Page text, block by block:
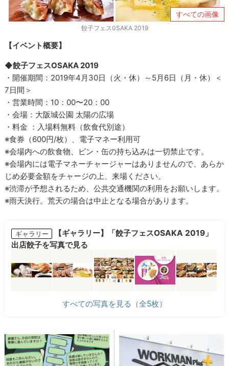
すべての画像
餃子フェス0SAKA 2019
【イベント概要】
◆餃子フェスOSAKA 2019
・開催期間：2019年4月30日（火・休）～5月6日（月・休）＜
7日間＞
・営業時間：10：00〜20：00
・会場：大阪城公園 太陽の広場
・料金 ：入場料無料（飲食代別途）
※食券（600円/枚）、電子マネー利用可
※会場内への飲食物、ビン・缶の持ち込みは一切禁止です。
※会場内には電子マネーチャージャーはありませんので、あらか
じめ必要金額をチャージの上、来場ください。
※渋滞が予想されるため、公共交通機関の利用をお願いします。
※雨天決行。荒天の場合は中止となる場合があります。
ギャラリー
【ギャラリー】「餃子フェスOSAKA 2019」
出店餃子を写真で見る
すべての写真を見る（全5枚）